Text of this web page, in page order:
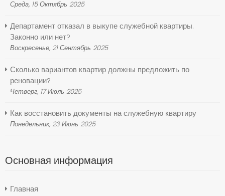
Среда, 15 Октябрь 2025
Департамент отказал в выкупе служебной квартиры.
Законно или нет?
Воскресенье, 21 Сентябрь 2025
Сколько вариантов квартир должны предложить по
реновации?
Четверг, 17 Июль 2025
Как восстановить документы на служебную квартиру
Понедельник, 23 Июнь 2025
Основная информация
Главная